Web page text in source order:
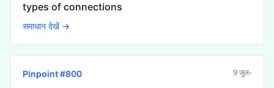
types of connections
समाधान देखें →
Pinpoint #800 9 जुल॰